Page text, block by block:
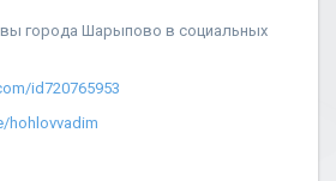
города Шарыпово в социальных
id720765953
hohlovvadim